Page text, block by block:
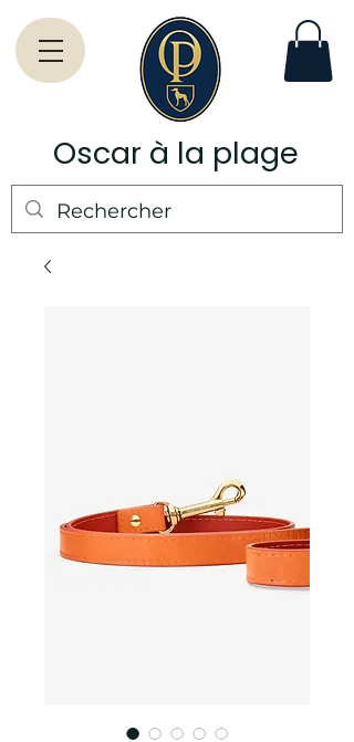
Oscar à la plage